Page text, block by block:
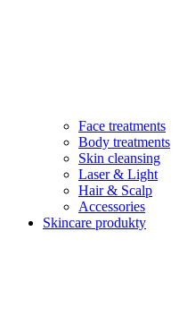
Face treatments
Body treatments
Skin cleansing
Laser & Light
Hair & Scalp
Accessories
Skincare produkty